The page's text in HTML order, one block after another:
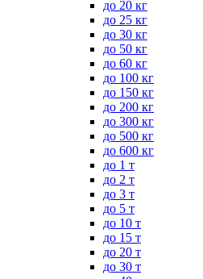
до 20 кг
до 25 кг
до 30 кг
до 50 кг
до 60 кг
до 100 кг
до 150 кг
до 200 кг
до 300 кг
до 500 кг
до 600 кг
до 1 т
до 2 т
до 3 т
до 5 т
до 10 т
до 15 т
до 20 т
до 30 т